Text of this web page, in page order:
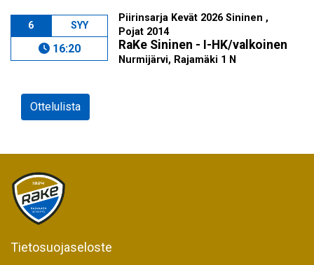
6 SYY
16:20
Piirinsarja Kevät 2026 Sininen ,
Pojat 2014
RaKe Sininen - I-HK/valkoinen
Nurmijärvi, Rajamäki 1 N
Ottelulista
Tietosuojaseloste